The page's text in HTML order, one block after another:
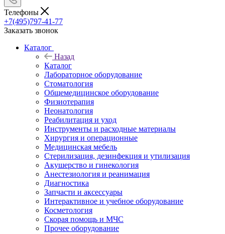
Телефоны
+7(495)797-41-77
Заказать звонок
Каталог
Назад
Каталог
Лабораторное оборудование
Стоматология
Общемедицинское оборудование
Физиотерапия
Неонатология
Реабилитация и уход
Инструменты и расходные материалы
Хирургия и операционные
Медицинская мебель
Стерилизация, дезинфекция и утилизация
Акушерство и гинекология
Анестезиология и реанимация
Диагностика
Запчасти и аксессуары
Интерактивное и учебное оборудование
Косметология
Скорая помощь и МЧС
Прочее оборудование